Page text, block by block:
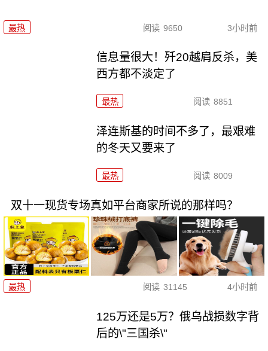
最热 阅读 9650 3小时前
信息量很大！歼20越肩反杀，美
西方都不淡定了
最热 阅读 8851
泽连斯基的时间不多了，最艰难
的冬天又要来了
最热 阅读 8009
双十一现货专场真如平台商家所说的那样吗？
最热 阅读 31145 4小时前
125万还是5万？俄乌战损数字背
后的\"三国杀\"